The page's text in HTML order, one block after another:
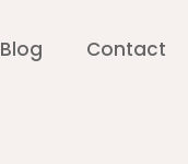
Blog Contact